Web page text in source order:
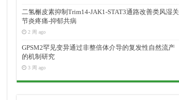
二氢槲皮素抑制Trim14-JAK1-STAT3通路改善类风湿关
节炎疼痛-抑郁共病
2 周 ago
GPSM2罕见变异通过非整倍体介导的复发性自然流产
的机制研究
3 周 ago